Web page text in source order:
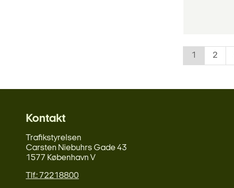
1 2
Kontakt
Trafikstyrelsen
Carsten Niebuhrs Gade 43
1577 København V
Tlf.: 72218800